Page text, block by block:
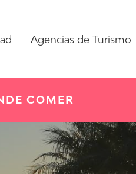
Agencias de Turismo
COMER